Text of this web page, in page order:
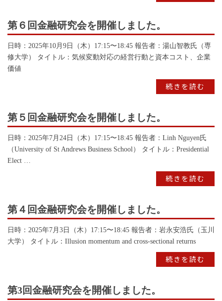
第６回金融研究会を開催しました。
日時：2025年10月9日（木）17:15〜18:45 報告者：湯山智教氏（専
修大学） タイトル：気候変動対応の経営行動と資本コスト、企業
価値
続きを読む
第５回金融研究会を開催しました。
日時：2025年7月24日（木）17:15〜18:45 報告者：Linh Nguyen氏
（University of St Andrews Business School） タイトル：Presidential
Elect …
続きを読む
第４回金融研究会を開催しました。
日時：2025年7月3日（木）17:15〜18:45 報告者：岩永安浩氏（玉川
大学） タイトル：Illusion momentum and cross-sectional returns
続きを読む
第3回金融研究会を開催しました。